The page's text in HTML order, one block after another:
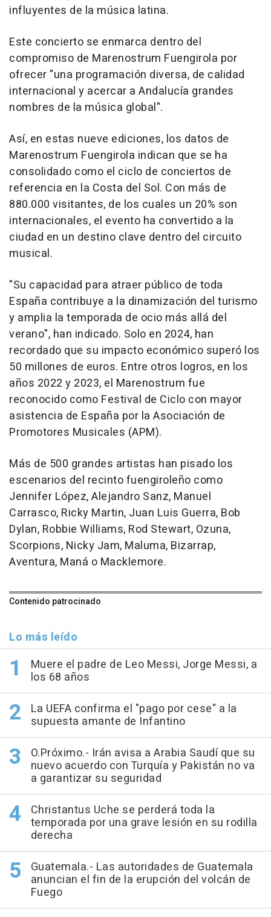
influyentes de la música latina.
Este concierto se enmarca dentro del
compromiso de Marenostrum Fuengirola por
ofrecer "una programación diversa, de calidad
internacional y acercar a Andalucía grandes
nombres de la música global".
Así, en estas nueve ediciones, los datos de
Marenostrum Fuengirola indican que se ha
consolidado como el ciclo de conciertos de
referencia en la Costa del Sol. Con más de
880.000 visitantes, de los cuales un 20% son
internacionales, el evento ha convertido a la
ciudad en un destino clave dentro del circuito
musical.
"Su capacidad para atraer público de toda
España contribuye a la dinamización del turismo
y amplia la temporada de ocio más allá del
verano", han indicado. Solo en 2024, han
recordado que su impacto económico superó los
50 millones de euros. Entre otros logros, en los
años 2022 y 2023, el Marenostrum fue
reconocido como Festival de Ciclo con mayor
asistencia de España por la Asociación de
Promotores Musicales (APM).
Más de 500 grandes artistas han pisado los
escenarios del recinto fuengiroleño como
Jennifer López, Alejandro Sanz, Manuel
Carrasco, Ricky Martin, Juan Luis Guerra, Bob
Dylan, Robbie Williams, Rod Stewart, Ozuna,
Scorpions, Nicky Jam, Maluma, Bizarrap,
Aventura, Maná o Macklemore.
Contenido patrocinado
Lo más leído
Muere el padre de Leo Messi, Jorge Messi, a
los 68 años
La UEFA confirma el "pago por cese" a la
supuesta amante de Infantino
O.Próximo.- Irán avisa a Arabia Saudí que su
nuevo acuerdo con Turquía y Pakistán no va
a garantizar su seguridad
Christantus Uche se perderá toda la
temporada por una grave lesión en su rodilla
derecha
Guatemala.- Las autoridades de Guatemala
anuncian el fin de la erupción del volcán de
Fuego